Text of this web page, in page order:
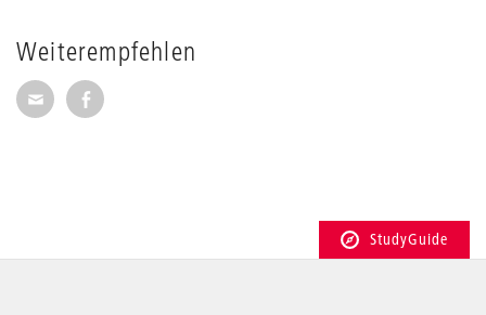
Weiterempfehlen
Seite per E-Mail weiterempfehlen
Seite auf Facebook weiterempfehlen
StudyGuide